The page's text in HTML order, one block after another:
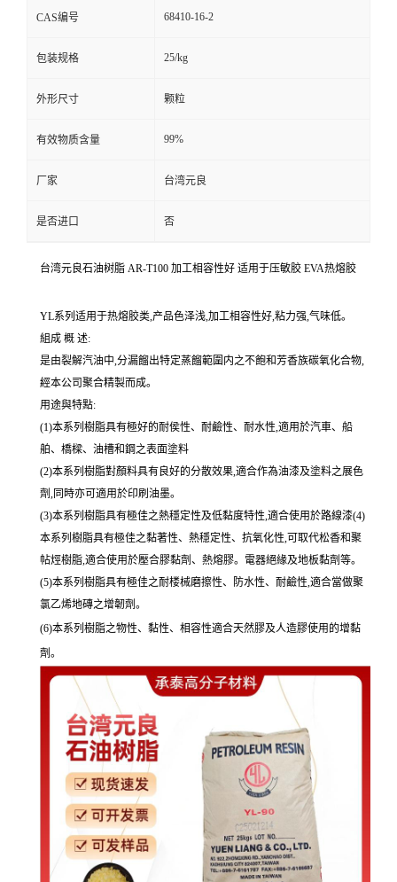
CAS编号 68410-16-2
包装规格 25/kg
外形尺寸 颗粒
有效物质含量 99%
厂家 台湾元良
是否进口 否
台湾元良石油树脂 AR-T100 加工相容性好 适用于压敏胶 EVA热熔胶
YL系列适用于热熔胶类,产品色泽浅,加工相容性好,粘力强,气味低。
組成 概 述:
是由裂解汽油中,分漏餾出特定蒸餾範圍内之不飽和芳香族碳氧化合物,
經本公司聚合精製而成。
用途與特點:
(1)本系列樹脂具有極好的耐侯性、耐鹼性、耐水性,適用於汽車、船
舶、橋樑、油槽和鋼之表面塗料
(2)本系列樹脂對顏料具有良好的分散效果,適合作為油漆及塗料之展色
劑,同時亦可適用於印刷油墨。
(3)本系列樹脂具有極佳之熱穩定性及低黏度特性,適合使用於路線漆(4)
本系列樹脂具有極佳之黏著性、熱穩定性、抗氧化性,可取代松香和聚
帖烴樹脂,適合使用於壓合膠黏劑、熱熔膠。電器絕緣及地板黏劑等。
(5)本系列樹脂具有極佳之耐楼械磨擦性、防水性、耐鹼性,適合當做聚
氯乙烯地磚之增韌劑。
(6)本系列樹脂之物性、黏性、相容性適合天然膠及人造膠使用的增黏
劑。